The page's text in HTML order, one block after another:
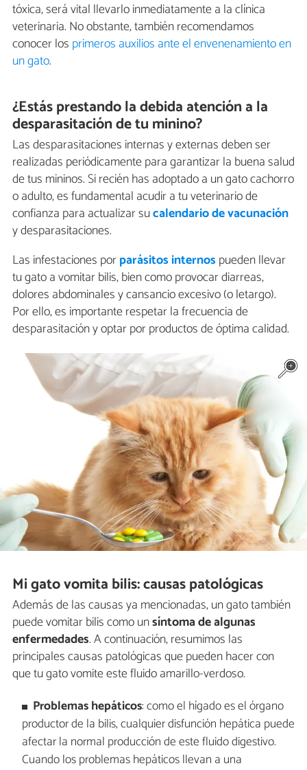
tóxica, será vital llevarlo inmediatamente a la clínica
veterinaria. No obstante, también recomendamos
conocer los primeros auxilios ante el envenenamiento en
un gato.
¿Estás prestando la debida atención a la
desparasitación de tu minino?
Las desparasitaciones internas y externas deben ser
realizadas periódicamente para garantizar la buena salud
de tus mininos. Si recién has adoptado a un gato cachorro
o adulto, es fundamental acudir a tu veterinario de
confianza para actualizar sucalendario de vacunación
y desparasitaciones.
Las infestaciones porparásitos internos pueden llevar
tu gato a vomitar bilis, bien como provocar diarreas,
dolores abdominales y cansancio excesivo (o letargo).
Por ello, es importante respetar la frecuencia de
desparasitación y optar por productos de óptima calidad.
Mi gato vomita bilis: causas patológicas
Además de las causas ya mencionadas, un gato también
puede vomitar bilis como unsíntoma de algunas
enfermedades. A continuación, resumimos las
principales causas patológicas que pueden hacer con
que tu gato vomite este fluido amarillo-verdoso.
Problemas hepáticos: como el hígado es el órgano
productor de la bilis, cualquier disfunción hepática puede
afectar la normal producción de este fluido digestivo.
Cuando los problemas hepáticos llevan a una